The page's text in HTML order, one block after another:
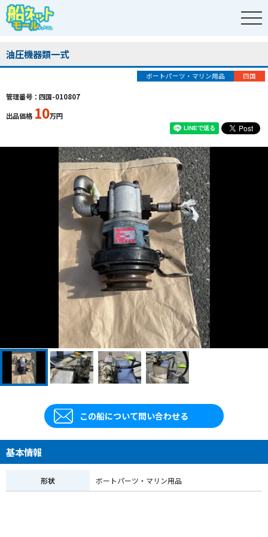
油圧機器類一式
ボートパーツ・マリン用品 四国
管理番号：四国-010807
出品価格 10万円
この船について問い合わせる
基本情報
形状 ボートパーツ・マリン用品